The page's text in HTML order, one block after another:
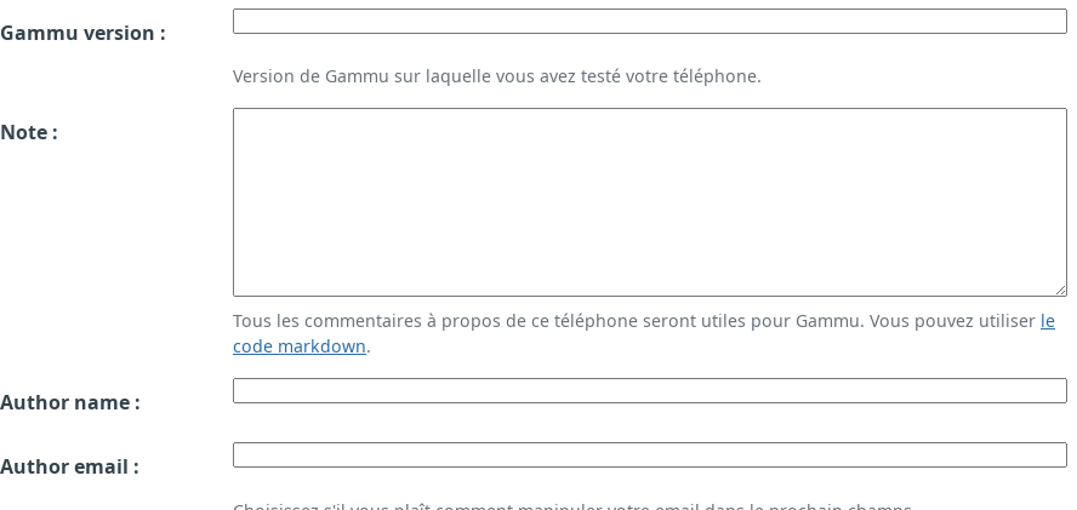
Gammu version :
Version de Gammu sur laquelle vous avez testé votre téléphone.
Note :
Tous les commentaires à propos de ce téléphone seront utiles pour Gammu. Vous pouvez utiliser le
code markdown.
Author name :
Author email :